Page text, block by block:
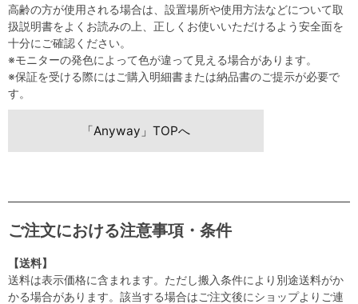
高齢の方が使用される場合は、設置場所や使用方法などについて取
扱説明書をよくお読みの上、正しくお使いいただけるよう安全面を
十分にご確認ください。
※モニターの発色によって色が違って見える場合があります。
※保証を受ける際にはご購入明細書または納品書のご提示が必要で
す。
「Anyway」TOPへ
ご注文における注意事項・条件
【送料】
送料は表示価格に含まれます。ただし搬入条件により別途送料がか
かる場合があります。該当する場合はご注文後にショップよりご連